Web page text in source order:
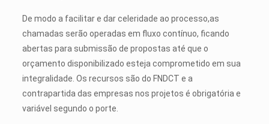
De modo a facilitar e dar celeridade ao processo,as
chamadas serão operadas em fluxo contínuo, ficando
abertas para submissão de propostas até que o
orçamento disponibilizado esteja comprometido em sua
integralidade. Os recursos são do FNDCT e a
contrapartida das empresas nos projetos é obrigatória e
variável segundo o porte.